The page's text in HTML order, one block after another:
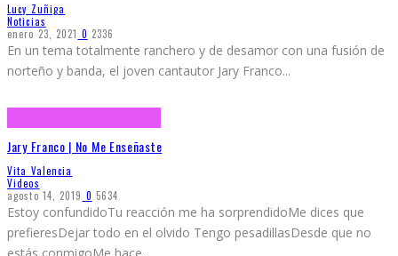
Lucy Zuñiga
Noticias
enero 23, 2021 0 2336
En un tema totalmente ranchero y de desamor con una fusión de
norteño y banda, el joven cantautor Jary Franco...
Jary Franco | No Me Enseñaste
Vita Valencia
Videos
agosto 14, 2019 0 5634
Estoy confundidoTu reacción me ha sorprendidoMe dices que
prefieresDejar todo en el olvido Tengo pesadillasDesde que no